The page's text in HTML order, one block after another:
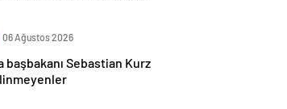
06 Ağustos 2026
başbakanı Sebastian Kurz